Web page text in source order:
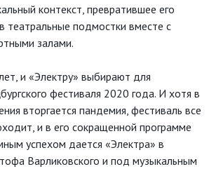
контекст, превратившее его
театральные подмостки вместе с
залами.
и «Электру» выбирают для
фестиваля 2020 года. И хотя в
вторгается пандемия, фестиваль все
и в его сокращенной программе
успехом дается «Электра» в
Варликовского и под музыкальным